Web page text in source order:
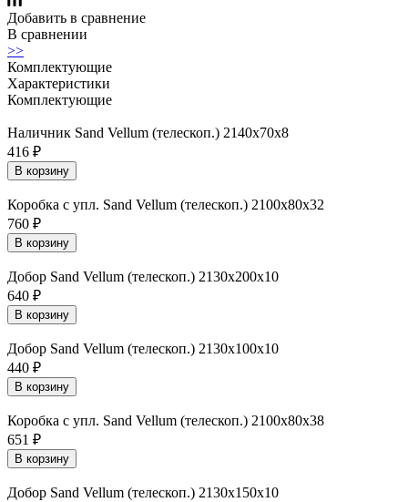
Добавить в сравнение
В сравнении
>>
Комплектующие
Характеристики
Комплектующие
Наличник Sand Vellum (телескоп.) 2140x70x8
416 ₽
В корзину
Коробка с упл. Sand Vellum (телескоп.) 2100х80х32
760 ₽
В корзину
Добор Sand Vellum (телескоп.) 2130х200х10
640 ₽
В корзину
Добор Sand Vellum (телескоп.) 2130х100х10
440 ₽
В корзину
Коробка с упл. Sand Vellum (телескоп.) 2100х80х38
651 ₽
В корзину
Добор Sand Vellum (телескоп.) 2130х150х10